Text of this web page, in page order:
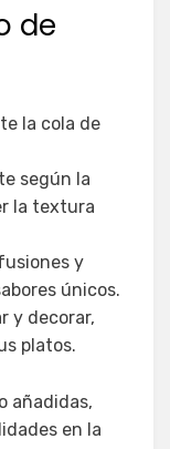
de
la cola de
según la
la textura
y
únicos.
y decorar,
platos.
añadidas,
en la